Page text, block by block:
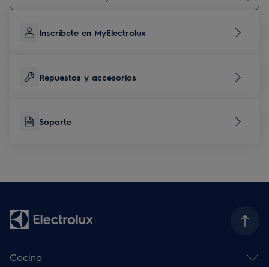
Inscríbete en MyElectrolux
Repuestos y accesorios
Soporte
Cocina